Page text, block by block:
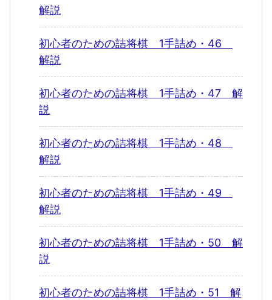
解説
初心者のための詰将棋 1手詰め・46
解説
初心者のための詰将棋 1手詰め・47 解
説
初心者のための詰将棋 1手詰め・48
解説
初心者のための詰将棋 1手詰め・49
解説
初心者のための詰将棋 1手詰め・50 解
説
初心者のための詰将棋 1手詰め・51 解